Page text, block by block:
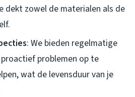
dekt zowel de materialen als de
: We bieden regelmatige
problemen op te
wat de levensduur van je